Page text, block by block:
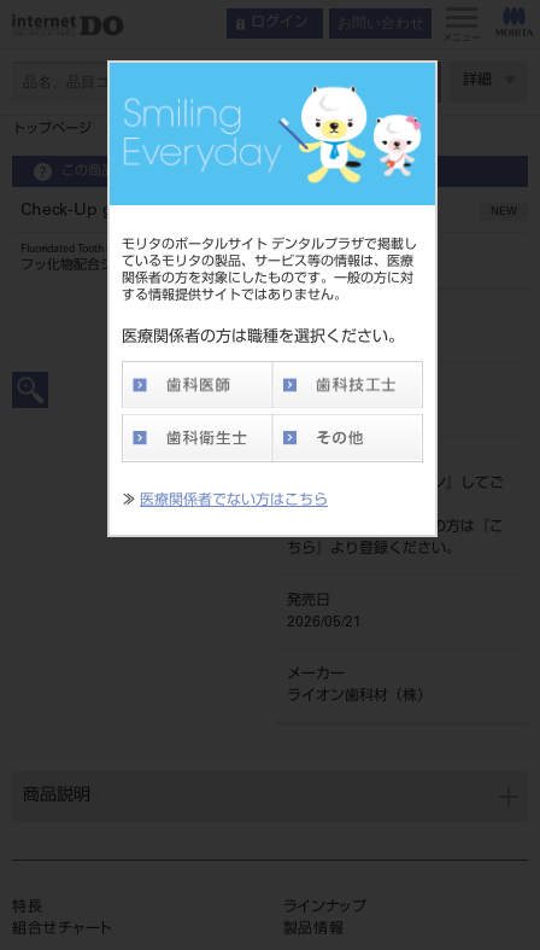
モリタのポータルサイト デンタルプラザで掲載し
ているモリタの製品、サービス等の情報は、医療
関係者の方を対象にしたものです。一般の方に対
する情報提供サイトではありません。
医療関係者の方は職種を選択ください。
≫ 医療関係者でない方はこちら
ログイン お問い合わせ
メニュー
詳細
トップページ Check-Up gel ピーチ
この商品に関するお問い合わせ
Check-Up gel ピーチ NEW
Fluoridated Tooth Gel
フッ化物配合ジェル
205060826
JAN/EANコード
標準価格
ログイン
』してご
覧ください。
ネット会員登録がまだの方は『
こ
ちら
』より登録ください。
発売日
2026/05/21
メーカー
ライオン歯科材（株）
商品説明
特長
ラインナップ
組合せチャート
製品情報
インデックス ラインナップ
ラインナップ
組合せチャート
製品情報